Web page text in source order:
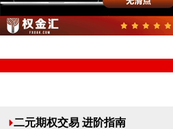
二元期权交易 进阶指南